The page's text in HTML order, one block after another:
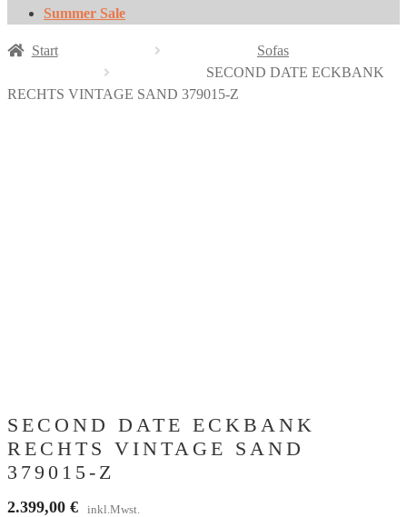
Summer Sale
Start
Sofas
SECOND DATE ECKBANK
RECHTS VINTAGE SAND 379015-Z
SECOND DATE ECKBANK
RECHTS VINTAGE SAND
379015-Z
2.399,00 € inkl.Mwst.